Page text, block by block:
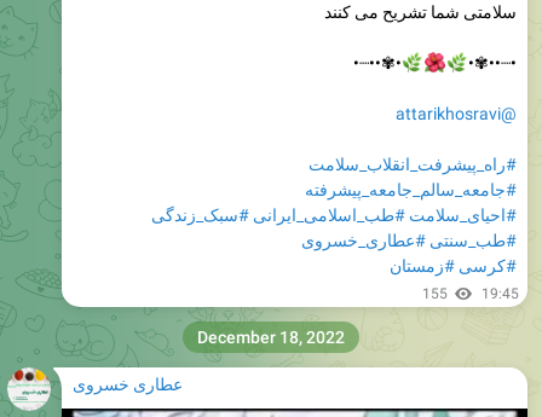
سلامتی شما تشریح می کنند
•┈••✾•
•✾••┈•
@attarikhosravi
#راه_پیشرفت_انقلاب_سلامت
#جامعه_سالم_جامعه_پیشرفته
#احیای_سلامت #طب_اسلامی_ایرانی #سبک_زندگی
#طب_سنتی #عطاری_خسروی
#کرسی #زمستان
155 19:45
عطاری خسروی
December 18, 2022